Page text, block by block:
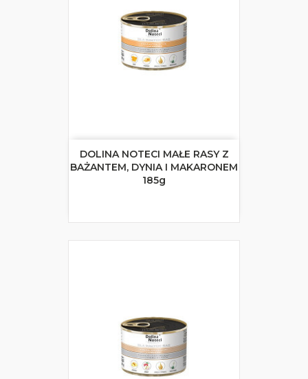
DOLINA NOTECI MAŁE RASY Z
BAŻANTEM, DYNIA I MAKARONEM
185g